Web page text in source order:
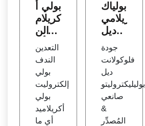
بولي أ
كريلام
يد الن
دف أن
يوني
كيماوي
ات الت
عدين
أنيوني
التعدين
الندف
بولي
إلكتروليت
بولي
أكريلاميد
أي ما
بولياك
ريلامي
دا ديل
بوليك
ترولي
تو دي
ل فلو
كولان
ت دي
لا
جودة
فلوكولانت
ديل
بوليليكتروليتو
صانعي
&
المُصدِّر